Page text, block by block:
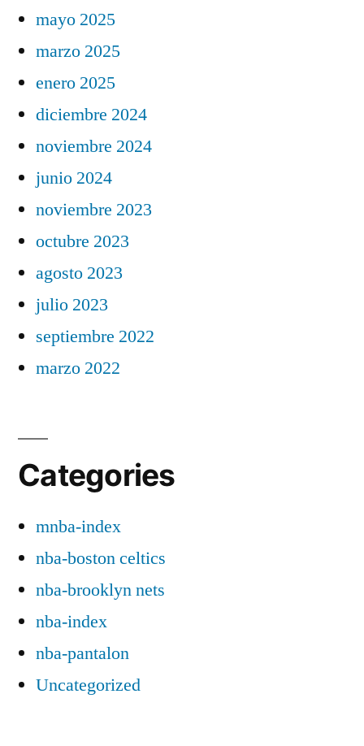
mayo 2025
marzo 2025
enero 2025
diciembre 2024
noviembre 2024
junio 2024
noviembre 2023
octubre 2023
agosto 2023
julio 2023
septiembre 2022
marzo 2022
Categories
mnba-index
nba-boston celtics
nba-brooklyn nets
nba-index
nba-pantalon
Uncategorized